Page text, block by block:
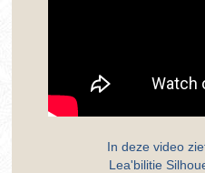
In deze video
Lea'bilitie